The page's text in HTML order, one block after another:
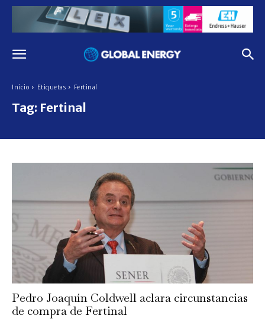
Inicio Etiquetas Fertinal
Tag: Fertinal
Pedro Joaquín Coldwell aclara circunstancias
de compra de Fertinal